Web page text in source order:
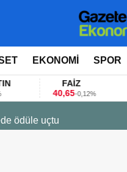
EKONOMİ SPOR
40,65-0,12%
ödüle uçtu